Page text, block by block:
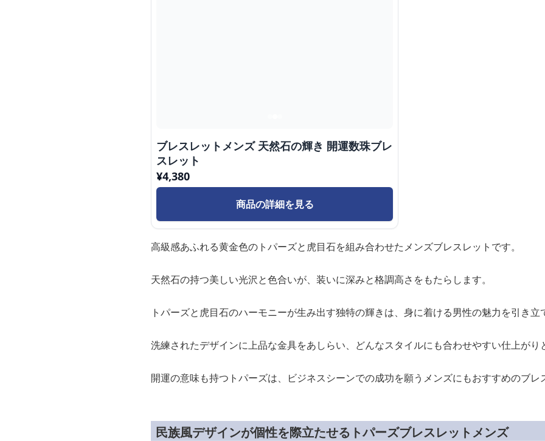
ブレスレットメンズ 天然石の輝き 開運数珠ブレ
スレット
¥4,380
商品の詳細を見る
高級感あふれる黄金色のトパーズと虎目石を組み合わせたメンズブレスレットです。
天然石の持つ美しい光沢と色合いが、装いに深みと格調高さをもたらします。
トパーズと虎目石のハーモニーが生み出す独特の輝きは、身に着ける男性の魅力を引き立
洗練されたデザインに上品な金具をあしらい、どんなスタイルにも合わせやすい仕上がり
開運の意味も持つトパーズは、ビジネスシーンでの成功を願うメンズにもおすすめのブレ
民族風デザインが個性を際立たせるトパーズブレスレットメンズ